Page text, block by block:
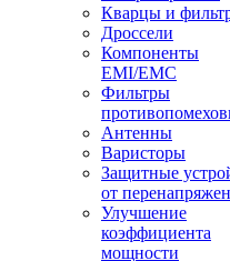
Кварцы и
Дроссели
Компоненты
EMI/EMC
Фильтры
Антенны
Варисторы
Защитные
от
Улучшение
коэффициента
мощности